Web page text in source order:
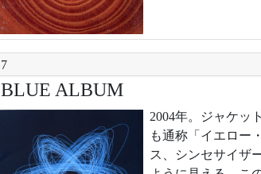
7
BLUE ALBUM
2004年。ジャケッ
も通称「イエロー
ス、シンセサイザ